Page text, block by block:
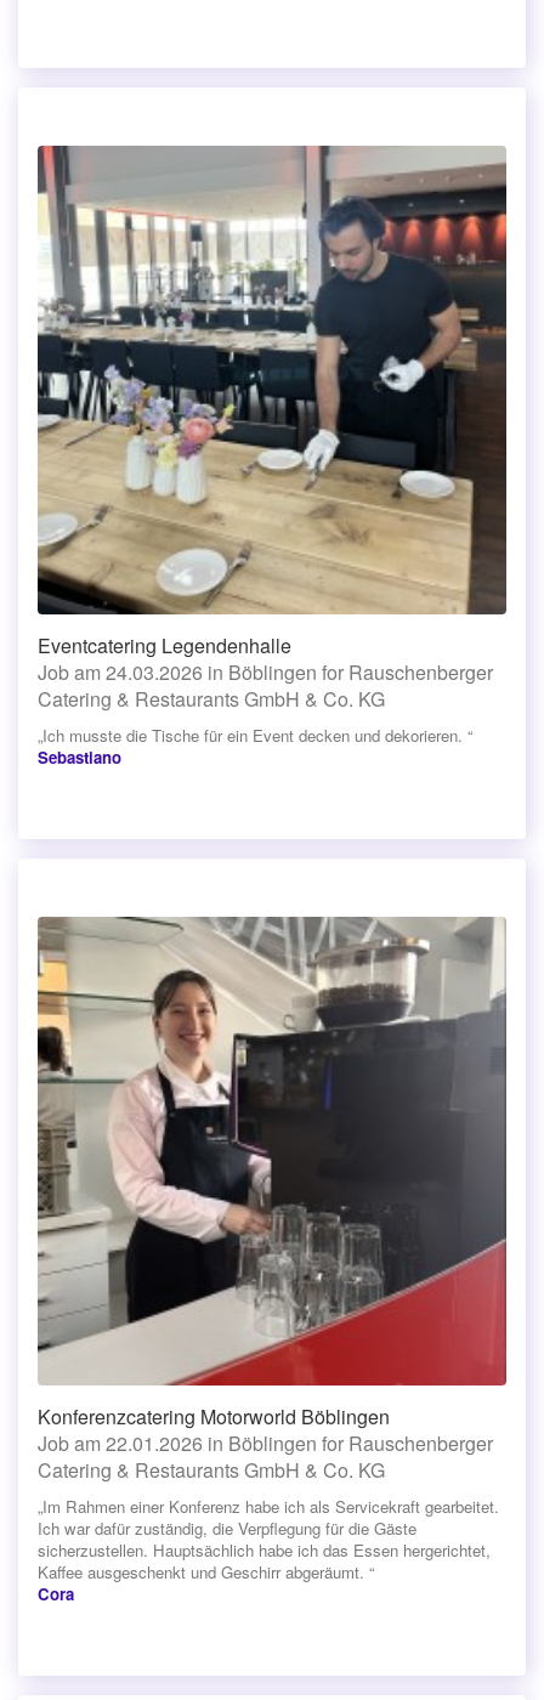
Eventcatering Legendenhalle
Job am 24.03.2026 in Böblingen for Rauschenberger
Catering & Restaurants GmbH & Co. KG
„Ich musste die Tische für ein Event decken und dekorieren. “
Sebastiano
Konferenzcatering Motorworld Böblingen
Job am 22.01.2026 in Böblingen for Rauschenberger
Catering & Restaurants GmbH & Co. KG
„Im Rahmen einer Konferenz habe ich als Servicekraft gearbeitet.
Ich war dafür zuständig, die Verpflegung für die Gäste
sicherzustellen. Hauptsächlich habe ich das Essen hergerichtet,
Kaffee ausgeschenkt und Geschirr abgeräumt. “
Cora